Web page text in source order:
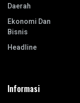
Daerah
Ekonomi Dan
Bisnis
Headline
Informasi